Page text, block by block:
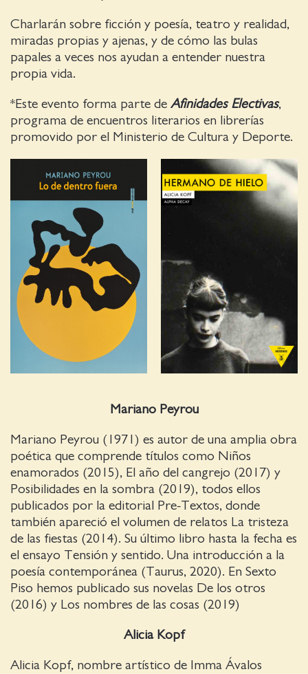
Charlarán sobre ficción y poesía, teatro y realidad,
miradas propias y ajenas, y de cómo las bulas
papales a veces nos ayudan a entender nuestra
propia vida.
*Este evento forma parte de Afinidades Electivas,
programa de encuentros literarios en librerías
promovido por el Ministerio de Cultura y Deporte.
Mariano Peyrou
Mariano Peyrou (1971) es autor de una amplia obra
poética que comprende títulos como Niños
enamorados (2015), El año del cangrejo (2017) y
Posibilidades en la sombra (2019), todos ellos
publicados por la editorial Pre-Textos, donde
también apareció el volumen de relatos La tristeza
de las fiestas (2014). Su último libro hasta la fecha es
el ensayo Tensión y sentido. Una introducción a la
poesía contemporánea (Taurus, 2020). En Sexto
Piso hemos publicado sus novelas De los otros
(2016) y Los nombres de las cosas (2019)
Alicia Kopf
Alicia Kopf, nombre artístico de Imma Ávalos